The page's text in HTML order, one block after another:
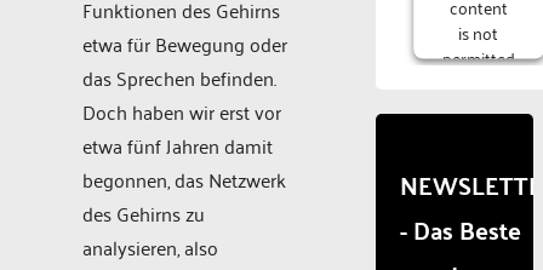
Funktionen des Gehirns
etwa für Bewegung oder
das Sprechen befinden.
Doch haben wir erst vor
etwa fünf Jahren damit
begonnen, das Netzwerk
des Gehirns zu
analysieren, also
is not
permitted
due to
not
to the
visitor.
- Das Beste